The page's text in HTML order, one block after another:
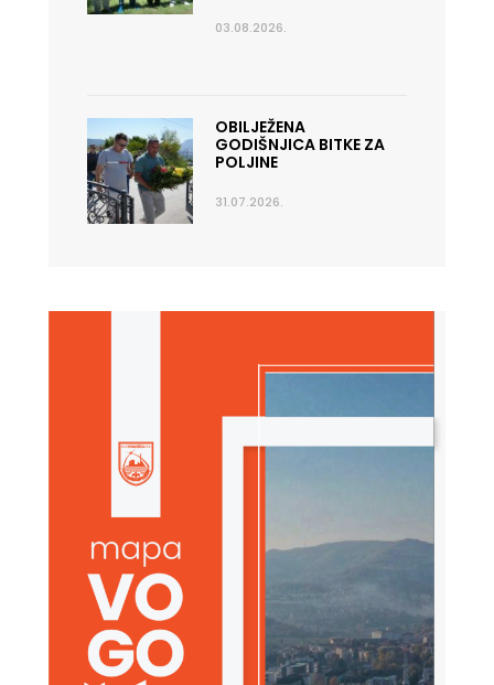
03.08.2026.
OBILJEŽENA
GODIŠNJICA BITKE ZA
POLJINE
31.07.2026.